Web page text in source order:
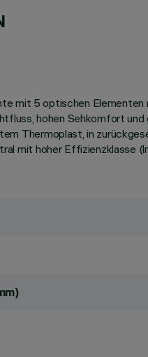
mit 5 optischen
hohen Sehkomfort und
Thermoplast, in
mit hoher Effizienzklasse